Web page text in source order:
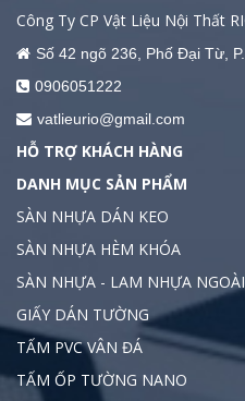
Công Ty CP Vật Liệu Nội Thất
Số 42 ngõ 236, Phố Đại Từ,
0906051222
vatlieurio@gmail.com
HỖ TRỢ KHÁCH HÀNG
DANH MỤC SẢN PHẨM
SÀN NHỰA DÁN KEO
SÀN NHỰA HÈM KHÓA
SÀN NHỰA - LAM NHỰA
GIẤY DÁN TƯỜNG
TẤM PVC VÂN ĐÁ
TẤM ỐP TƯỜNG NANO